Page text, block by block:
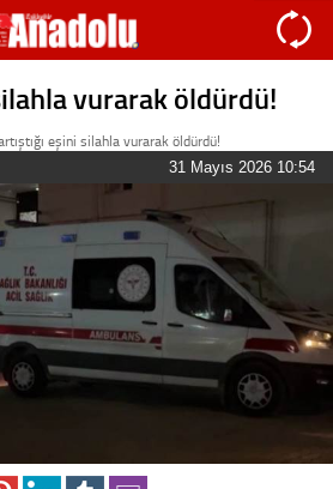
vurarak öldürdü!
eşini silahla vurarak öldürdü!
31 Mayıs 2026 10:54